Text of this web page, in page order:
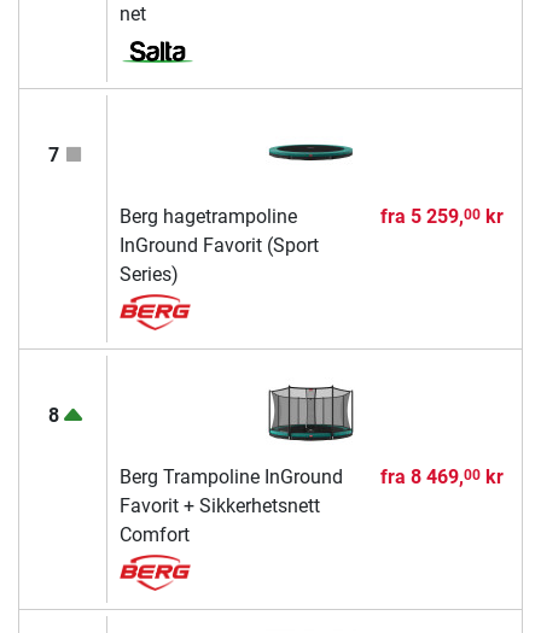
net
7
Berg hagetrampoline
InGround Favorit (Sport
Series)
fra 5 259,00kr
8
Berg Trampoline InGround
Favorit + Sikkerhetsnett
Comfort
fra 8 469,00kr